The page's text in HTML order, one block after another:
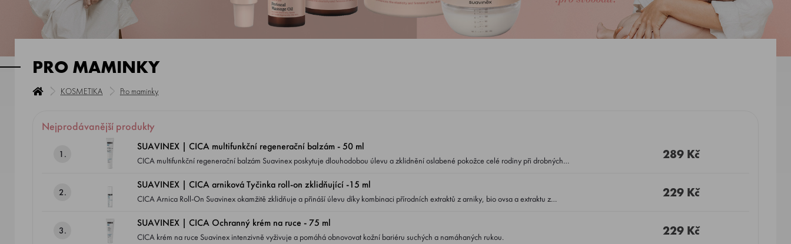
PRO MAMINKY
KOSMETIKA Pro maminky
Nejprodávanější produkty
1.
SUAVINEX | CICA multifunkční regenerační balzám - 50 ml
CICA multifunkční regenerační balzám Suavinex poskytuje dlouhodobou úlevu a zklidnění oslabené pokožce celé rodiny při drobných
289 Kč
2.
SUAVINEX | CICA arniková Tyčinka roll-on zklidňující -15 ml
CICA Arnica Roll-On Suavinex okamžitě zklidňuje a přináší úlevu díky kombinaci přírodních extraktů z arniky, bio ovsa a extraktu z
229 Kč
3.
SUAVINEX | CICA Ochranný krém na ruce - 75 ml
CICA krém na ruce Suavinex intenzivně vyživuje a pomáhá obnovovat kožní bariéru suchých a namáhaných rukou. 229 Kč